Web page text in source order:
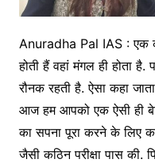
Anuradha Pal IAS : एक
होती हैं वहां मंगल ही होता
रौनक रहती है. ऐसा कहा
आज हम आपको एक ऐसी ही
का सपना पूरा करने के लिए
जैसी कठिन परीक्षा पास की.